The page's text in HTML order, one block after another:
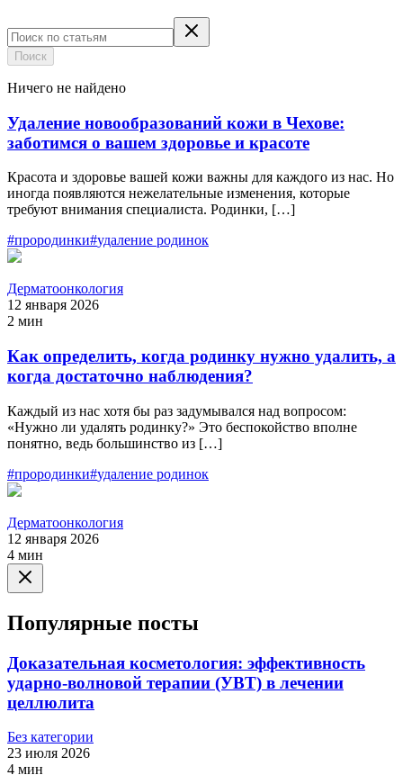
Поиск
Ничего не найдено
Удаление новообразований кожи в Чехове:
заботимся о вашем здоровье и красоте
Красота и здоровье вашей кожи важны для каждого из нас. Но
иногда появляются нежелательные изменения, которые
требуют внимания специалиста. Родинки, […]
#прородинки#удаление родинок
Дерматоонкология
12 января 2026
2 мин
Как определить, когда родинку нужно удалить, а
когда достаточно наблюдения?
Каждый из нас хотя бы раз задумывался над вопросом:
«Нужно ли удалять родинку?» Это беспокойство вполне
понятно, ведь большинство из […]
#прородинки#удаление родинок
Дерматоонкология
12 января 2026
4 мин
Популярные посты
Доказательная косметология: эффективность
ударно-волновой терапии (УВТ) в лечении
целлюлита
Без категории
23 июля 2026
4 мин